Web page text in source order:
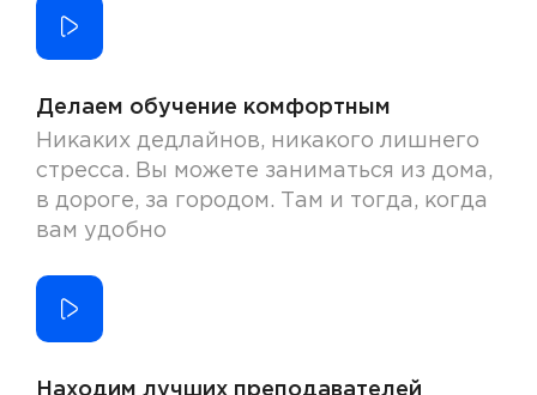
Делаем обучение комфортным
Никаких дедлайнов, никакого лишнего
стресса. Вы можете заниматься из дома,
в дороге, за городом. Там и тогда, когда
вам удобно
Находим лучших преподавателей